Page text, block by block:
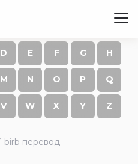
D E F G H
M N O P Q
V W X Y Z
birb перевод